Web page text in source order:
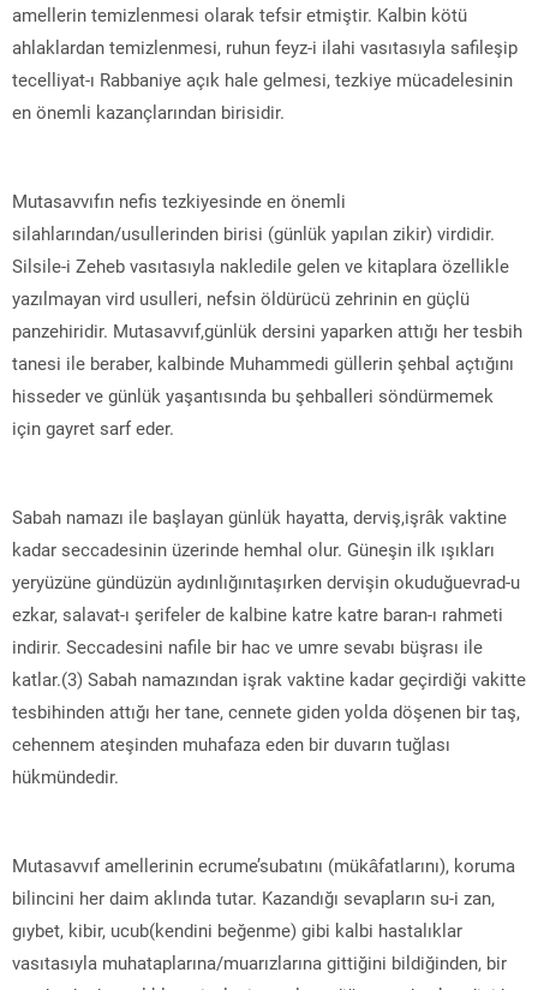
amellerin temizlenmesi olarak tefsir etmiştir. Kalbin kötü
ahlaklardan temizlenmesi, ruhun feyz-i ilahi vasıtasıyla safileşip
tecelliyat-ı Rabbaniye açık hale gelmesi, tezkiye mücadelesinin
en önemli kazançlarından birisidir.
Mutasavvıfın nefis tezkiyesinde en önemli
silahlarından/usullerinden birisi (günlük yapılan zikir) virdidir.
Silsile-i Zeheb vasıtasıyla nakledile gelen ve kitaplara özellikle
yazılmayan vird usulleri, nefsin öldürücü zehrinin en güçlü
panzehiridir. Mutasavvıf,günlük dersini yaparken attığı her tesbih
tanesi ile beraber, kalbinde Muhammedi güllerin şehbal açtığını
hisseder ve günlük yaşantısında bu şehballeri söndürmemek
için gayret sarf eder.
Sabah namazı ile başlayan günlük hayatta, derviş,işrâk vaktine
kadar seccadesinin üzerinde hemhal olur. Güneşin ilk ışıkları
yeryüzüne gündüzün aydınlığınıtaşırken dervişin okuduğuevrad-u
ezkar, salavat-ı şerifeler de kalbine katre katre baran-ı rahmeti
indirir. Seccadesini nafile bir hac ve umre sevabı büşrası ile
katlar.(3) Sabah namazından işrak vaktine kadar geçirdiği vakitte
tesbihinden attığı her tane, cennete giden yolda döşenen bir taş,
cehennem ateşinden muhafaza eden bir duvarın tuğlası
hükmündedir.
Mutasavvıf amellerinin ecrume’subatını (mükâfatlarını), koruma
bilincini her daim aklında tutar. Kazandığı sevapların su-i zan,
gıybet, kibir, ucub(kendini beğenme) gibi kalbi hastalıklar
vasıtasıyla muhataplarına/muarızlarına gittiğini bildiğinden, bir